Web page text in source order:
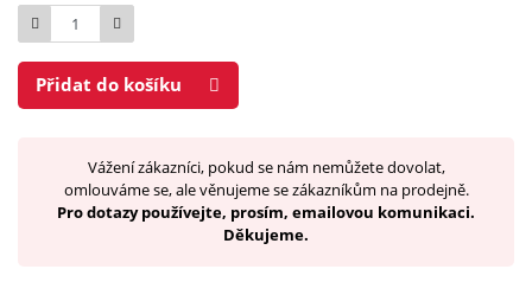
Počet
Přidat do košíku
Vážení zákazníci, pokud se nám nemůžete dovolat,
omlouváme se, ale věnujeme se zákazníkům na prodejně.
Pro dotazy používejte, prosím, emailovou komunikaci.
Děkujeme.